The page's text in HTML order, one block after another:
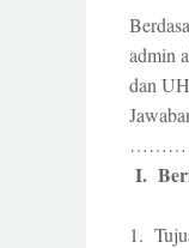
admin
dan
I.
1.